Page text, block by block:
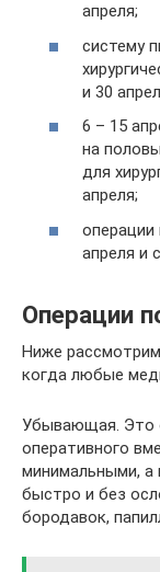
апреля;
систему
и 30
6 – 15
на
для
апреля;
операции
апреля и
Операции
Ниже
когда любые
Убывающая. Это
оперативного
минимальными, а
быстро и без
бородавок,